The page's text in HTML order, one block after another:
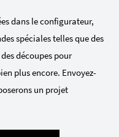
dans le configurateur,
spéciales telles que des
découpes pour
plus encore. Envoyez-
un projet